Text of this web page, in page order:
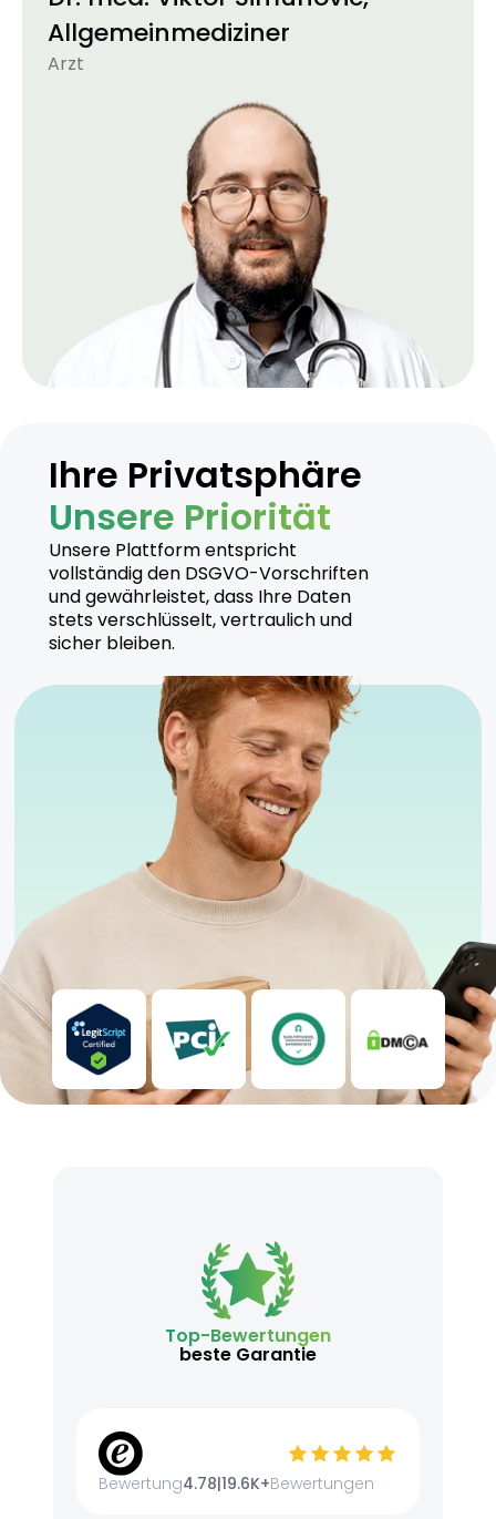
Allgemeinmediziner
Arzt
Ihre Privatsphäre
Unsere Priorität
Unsere Plattform entspricht
vollständig den DSGVO-Vorschriften
und gewährleistet, dass Ihre Daten
stets verschlüsselt, vertraulich und
sicher bleiben.
Top-Bewertungen
beste Garantie
Bewertung4.78|19.6K+Bewertungen